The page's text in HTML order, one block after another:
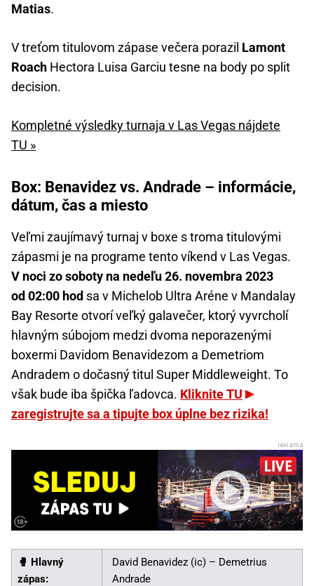
Matias.
V treťom titulovom zápase večera porazil Lamont
Roach Hectora Luisa Garciu tesne na body po split
decision.
Kompletné výsledky turnaja v Las Vegas nájdete
TU »
Box: Benavidez vs. Andrade – informácie,
dátum, čas a miesto
Veľmi zaujímavý turnaj v boxe s troma titulovými
zápasmi je na programe tento víkend v Las Vegas.
V noci zo soboty na nedeľu 26. novembra 2023
od 02:00 hod sa v Michelob Ultra Aréne v Mandalay
Bay Resorte otvorí veľký galavečer, ktorý vyvrcholí
hlavným súbojom medzi dvoma neporazenými
boxermi Davidom Benavidezom a Demetriom
Andradem o dočasný titul Super Middleweight. To
však bude iba špička ľadovca. Kliknite TU
zaregistrujte sa a tipujte box úplne bez rizika!
🥊 Hlavný
zápas:
David Benavidez (ic) – Demetrius
Andrade